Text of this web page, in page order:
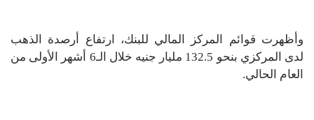
وأظهرت قوائم المركز المالي للبنك، ارتفاع أرصدة الذهب
لدى المركزي بنحو 132.5 مليار جنيه خلال الـ6 أشهر الأولى من
العام الحالي.